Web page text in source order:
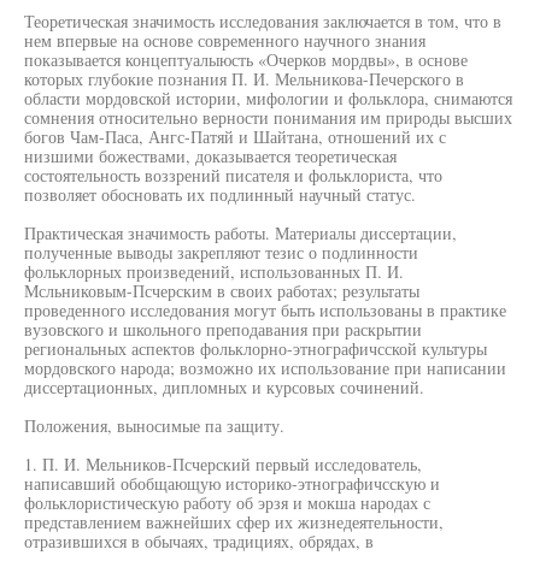
Теоретическая значимость исследования заключается в том, что в
нем впервые на основе современного научного знания
показывается концептуалыюсть «Очерков мордвы», в основе
которых глубокие познания П. И. Мельникова-Печерского в
области мордовской истории, мифологии и фольклора, снимаются
сомнения относительно верности понимания им природы высших
богов Чам-Паса, Ангс-Патяй и Шайтана, отношений их с
низшими божествами, доказывается теоретическая
состоятельность воззрений писателя и фольклориста, что
позволяет обосновать их подлинный научный статус.
Практическая значимость работы. Материалы диссертации,
полученные выводы закрепляют тезис о подлинности
фольклорных произведений, использованных П. И.
Мсльниковым-Псчерским в своих работах; результаты
проведенного исследования могут быть использованы в практике
вузовского и школьного преподавания при раскрытии
региональных аспектов фольклорно-этнографичсской культуры
мордовского народа; возможно их использование при написании
диссертационных, дипломных и курсовых сочинений.
Положения, выносимые па защиту.
1. П. И. Мельников-Псчерский первый исследователь,
написавший обобщающую историко-этнографичсскую и
фольклористическую работу об эрзя и мокша народах с
представлением важнейших сфер их жизнедеятельности,
отразившихся в обычаях, традициях, обрядах, в